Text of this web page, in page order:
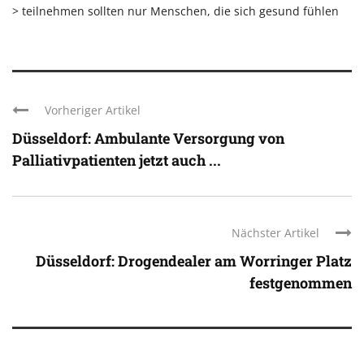
> teilnehmen sollten nur Menschen, die sich gesund fühlen
Vorheriger Artikel
Düsseldorf: Ambulante Versorgung von
Palliativpatienten jetzt auch ...
Nächster Artikel
Düsseldorf: Drogendealer am Worringer Platz
festgenommen